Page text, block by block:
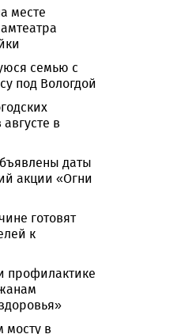
месте
семью с
под Вологдой
в
даты
акции «Огни
готовят
к
профилактике
мосту в